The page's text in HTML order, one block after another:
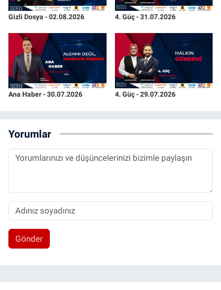
Gizli Dosya - 02.08.2026 4. Güç - 31.07.2026
Ana Haber - 30.07.2026 4. Güç - 29.07.2026
Yorumlar
Gönder